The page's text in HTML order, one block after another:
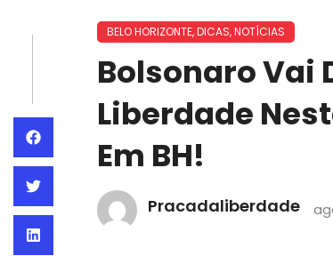
BELO HORIZONTE,DICAS,NOTÍCIAS
Bolsonaro Vai
Liberdade
Em BH!
Pracadaliberdade